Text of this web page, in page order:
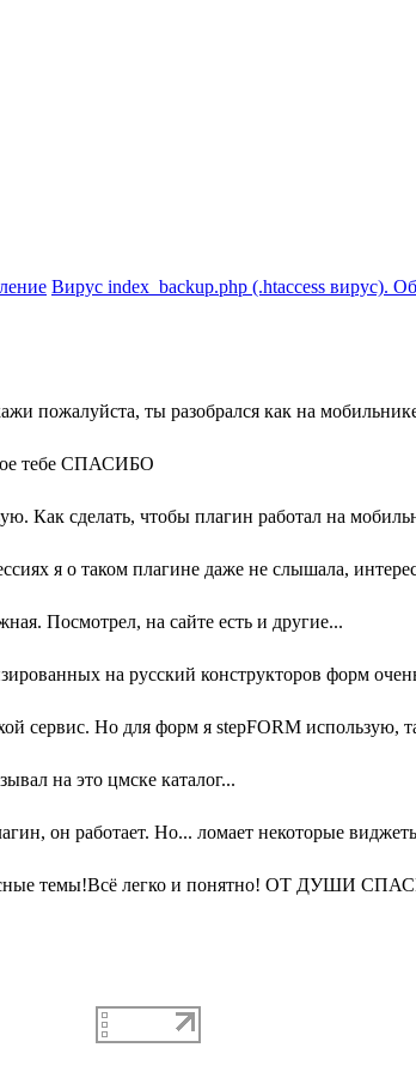
Вирус index_backup.php (.htaccess вируc).
пожалуйста, ты разобрался как на мобильнике
тебе СПАСИБО
Как сделать, чтобы плагин работал на
я о таком плагине даже не слышала,
Посмотрел, на сайте есть и другие...
на русский конструкторов форм
сервис. Но для форм я stepFORM использую,
на это цмске каталог...
он работает. Но... ломает некоторые
темы!Всё легко и понятно! ОТ ДУШИ